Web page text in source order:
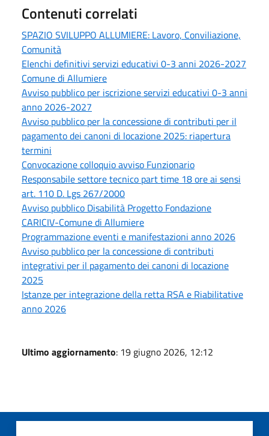
Contenuti correlati
SPAZIO SVILUPPO ALLUMIERE: Lavoro, Conviliazione,
Comunità
Elenchi definitivi servizi educativi 0-3 anni 2026-2027
Comune di Allumiere
Avviso pubblico per iscrizione servizi educativi 0-3 anni
anno 2026-2027
Avviso pubblico per la concessione di contributi per il
pagamento dei canoni di locazione 2025: riapertura
termini
Convocazione colloquio avviso Funzionario
Responsabile settore tecnico part time 18 ore ai sensi
art. 110 D. Lgs 267/2000
Avviso pubblico Disabilità Progetto Fondazione
CARICIV-Comune di Allumiere
Programmazione eventi e manifestazioni anno 2026
Avviso pubblico per la concessione di contributi
integrativi per il pagamento dei canoni di locazione
2025
Istanze per integrazione della retta RSA e Riabilitative
anno 2026
Ultimo aggiornamento: 19 giugno 2026, 12:12